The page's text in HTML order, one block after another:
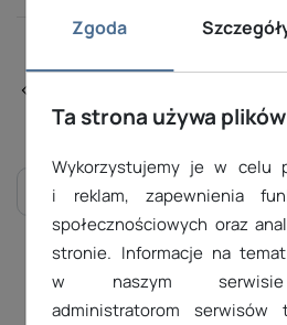
logo SVG dla
CMC?
Skontaktuj
Zgoda
Ta strona używa
Wykorzystujemy je w celu
i reklam, zapewnienia
społecznościowych oraz
stronie. Informacje na
w naszym serwisie
administratorom serwisów